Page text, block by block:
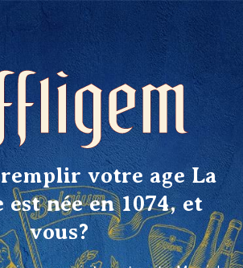
votre age La
est née en 1074, et
vous?